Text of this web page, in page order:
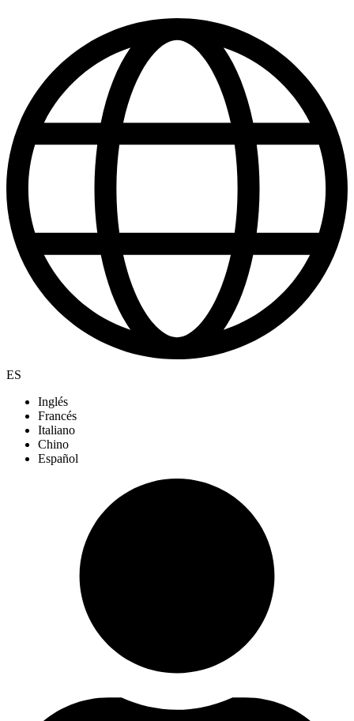
ES
Inglés
Francés
Italiano
Chino
Español